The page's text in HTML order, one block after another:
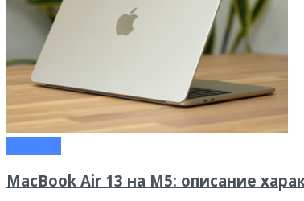
MacBook Air 13 на M5: описание